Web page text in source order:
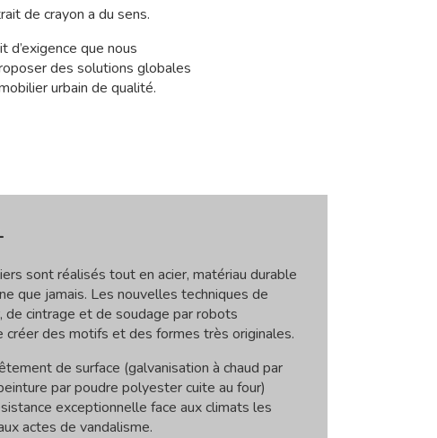
de crayon a du sens.
d’exigence que nous
des solutions globales
urbain de qualité.
sont réalisés tout en acier, matériau durable
que jamais. Les nouvelles techniques de
de cintrage et de soudage par robots
des motifs et des formes très originales.
de surface (galvanisation à chaud par
par poudre polyester cuite au four)
exceptionnelle face aux climats les
actes de vandalisme.